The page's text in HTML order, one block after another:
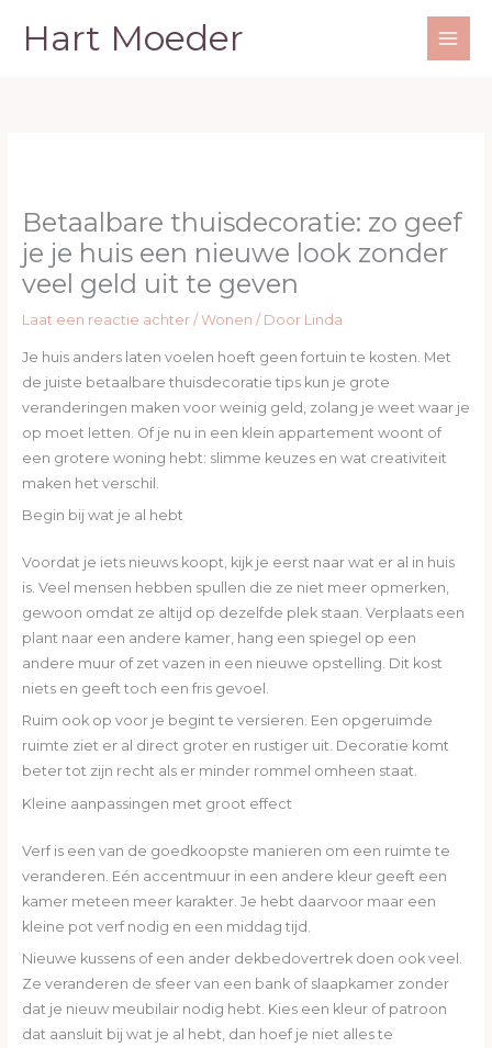
naarHart Moeder
Betaalbare thuisdecoratie: zo geef
je je huis een nieuwe look zonder
veel geld uit te geven
Laat een reactie achter /Wonen / Door Linda
Je huis anders laten voelen hoeft geen fortuin te kosten. Met
de juiste betaalbare thuisdecoratie tips kun je grote
veranderingen maken voor weinig geld, zolang je weet waar je
op moet letten. Of je nu in een klein appartement woont of
een grotere woning hebt: slimme keuzes en wat creativiteit
maken het verschil.
Begin bij wat je al hebt
Voordat je iets nieuws koopt, kijk je eerst naar wat er al in huis
is. Veel mensen hebben spullen die ze niet meer opmerken,
gewoon omdat ze altijd op dezelfde plek staan. Verplaats een
plant naar een andere kamer, hang een spiegel op een
andere muur of zet vazen in een nieuwe opstelling. Dit kost
niets en geeft toch een fris gevoel.
Ruim ook op voor je begint te versieren. Een opgeruimde
ruimte ziet er al direct groter en rustiger uit. Decoratie komt
beter tot zijn recht als er minder rommel omheen staat.
Kleine aanpassingen met groot effect
Verf is een van de goedkoopste manieren om een ruimte te
veranderen. Eén accentmuur in een andere kleur geeft een
kamer meteen meer karakter. Je hebt daarvoor maar een
kleine pot verf nodig en een middag tijd.
Nieuwe kussens of een ander dekbedovertrek doen ook veel.
Ze veranderen de sfeer van een bank of slaapkamer zonder
dat je nieuw meubilair nodig hebt. Kies een kleur of patroon
dat aansluit bij wat je al hebt, dan hoef je niet alles te